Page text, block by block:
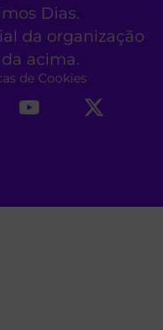
Dias.
da organização
acima.
de Cookies